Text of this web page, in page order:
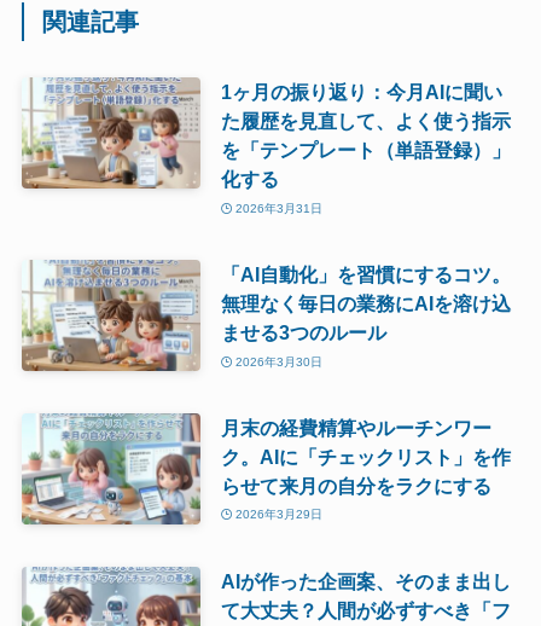
関連記事
1ヶ月の振り返り：今月AIに聞い
た履歴を見直して、よく使う指示
を「テンプレート（単語登録）」
化する
2026年3月31日
「AI自動化」を習慣にするコツ。
無理なく毎日の業務にAIを溶け込
ませる3つのルール
2026年3月30日
月末の経費精算やルーチンワー
ク。AIに「チェックリスト」を作
らせて来月の自分をラクにする
2026年3月29日
AIが作った企画案、そのまま出し
て大丈夫？人間が必ずすべき「フ